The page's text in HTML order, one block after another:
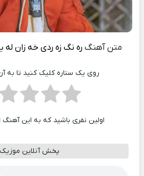
متن آهنگ ره نگ زه ردی خه زان له
روی یک ستاره کلیک کنید تا به
اولین نفری باشید که به این آهنگ
پخش آنلاین موزیک